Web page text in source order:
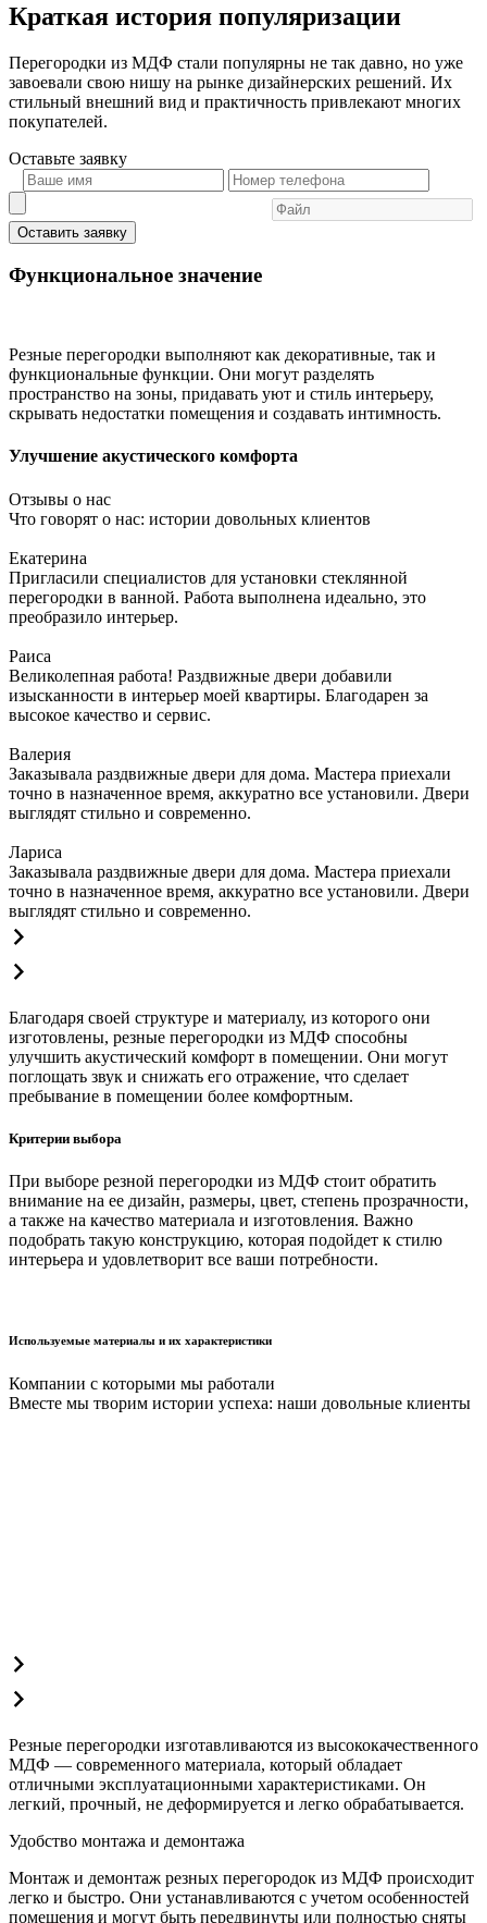
Краткая история популяризации
Перегородки из МДФ стали популярны не так давно, но уже
завоевали свою нишу на рынке дизайнерских решений. Их
стильный внешний вид и практичность привлекают многих
покупателей.
Оставьте заявку
Оставить заявку
Функциональное значение
Резные перегородки выполняют как декоративные, так и
функциональные функции. Они могут разделять
пространство на зоны, придавать уют и стиль интерьеру,
скрывать недостатки помещения и создавать интимность.
Улучшение акустического комфорта
Отзывы о нас
Что говорят о нас: истории довольных клиентов
Екатерина
Пригласили специалистов для установки стеклянной
перегородки в ванной. Работа выполнена идеально, это
преобразило интерьер.
Раиса
Великолепная работа! Раздвижные двери добавили
изысканности в интерьер моей квартиры. Благодарен за
высокое качество и сервис.
Валерия
Заказывала раздвижные двери для дома. Мастера приехали
точно в назначенное время, аккуратно все установили. Двери
выглядят стильно и современно.
Лариса
Заказывала раздвижные двери для дома. Мастера приехали
точно в назначенное время, аккуратно все установили. Двери
выглядят стильно и современно.
Благодаря своей структуре и материалу, из которого они
изготовлены, резные перегородки из МДФ способны
улучшить акустический комфорт в помещении. Они могут
поглощать звук и снижать его отражение, что сделает
пребывание в помещении более комфортным.
Критерии выбора
При выборе резной перегородки из МДФ стоит обратить
внимание на ее дизайн, размеры, цвет, степень прозрачности,
а также на качество материала и изготовления. Важно
подобрать такую конструкцию, которая подойдет к стилю
интерьера и удовлетворит все ваши потребности.
Используемые материалы и их характеристики
Компании с которыми мы работали
Вместе мы творим истории успеха: наши довольные клиенты
Резные перегородки изготавливаются из высококачественного
МДФ — современного материала, который обладает
отличными эксплуатационными характеристиками. Он
легкий, прочный, не деформируется и легко обрабатывается.
Удобство монтажа и демонтажа
Монтаж и демонтаж резных перегородок из МДФ происходит
легко и быстро. Они устанавливаются с учетом особенностей
помещения и могут быть передвинуты или полностью сняты